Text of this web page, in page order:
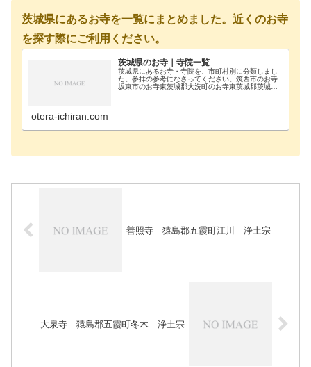
茨城県にあるお寺を一覧にまとめました。近くのお寺
を探す際にご利用ください。
茨城県のお寺｜寺院一覧
茨城県にあるお寺・寺院を、市町村別に分類しまし
た。参拝の参考になさってください。筑西市のお寺
坂東市のお寺東茨城郡大洗町のお寺東茨城郡茨城町
otera-ichiran.com
善照寺｜猿島郡五霞町江川｜浄土宗
大泉寺｜猿島郡五霞町冬木｜浄土宗